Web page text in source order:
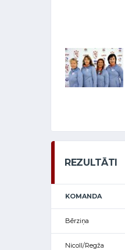
REZULTĀTI
KOMANDA
Bērziņa
Nicoll/Regža